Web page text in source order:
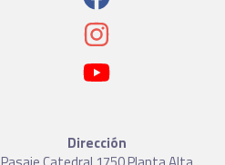
Dirección